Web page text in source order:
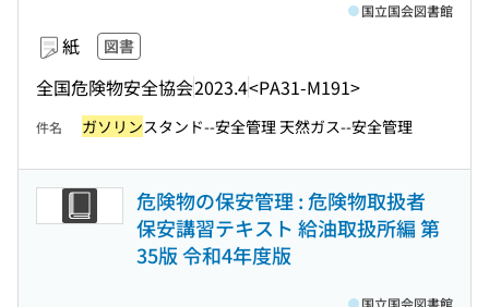
紙 図書
全国危険物安全協会2023.4<PA31-M191>
国立国会図書館
件名 ガソリンスタンド--安全管理 天然ガス--安全管理
危険物の保安管理 : 危険物取扱者
保安講習テキスト 給油取扱所編 第
35版 令和4年度版
国立国会図書館